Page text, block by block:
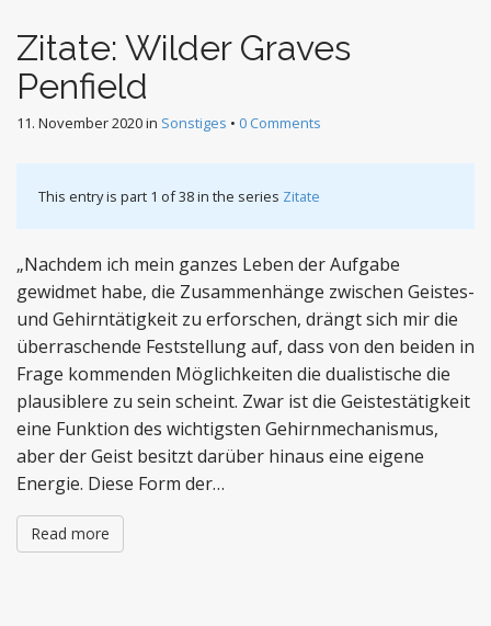
Zitate: Wilder Graves
Penfield
11. November 2020in Sonstiges • 0 Comments
This entry is part 1 of 38 in the series Zitate
„Nachdem ich mein ganzes Leben der Aufgabe
gewidmet habe, die Zusammenhänge zwischen Geistes-
und Gehirntätigkeit zu erforschen, drängt sich mir die
überraschende Feststellung auf, dass von den beiden in
Frage kommenden Möglichkeiten die dualistische die
plausiblere zu sein scheint. Zwar ist die Geistestätigkeit
eine Funktion des wichtigsten Gehirnmechanismus,
aber der Geist besitzt darüber hinaus eine eigene
Energie. Diese Form der…
Read more